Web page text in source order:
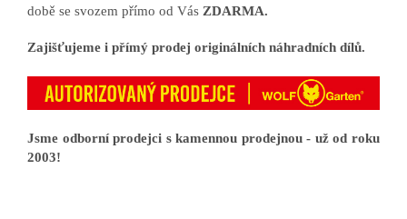
době se svozem přímo od Vás ZDARMA.
Zajišťujeme i přímý prodej originálních náhradních dílů.
Jsme odborní prodejci s kamennou prodejnou - už od roku
2003!